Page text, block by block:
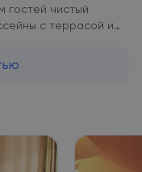
гостей чистый
с террасой и
В каждом
сервируют завтрак,
завтрак
фирменные